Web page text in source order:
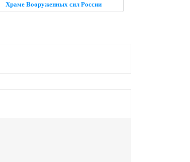
Храме Вооруженных сил России